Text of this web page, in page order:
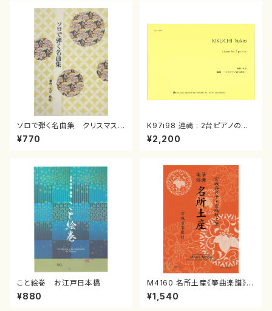
ソロで弾く名曲集 クリスマス・
イブ／恋人がサンタクロース(
箏独奏 /大平光美 編曲/楽
¥770
K97i98 連禱 : 2台ピアノのた
めの（2 Pianos / 菊池 幸夫 /
楽譜）
¥2,200
こと絵巻 お江戸日本橋
¥880
M4160 名所土産《箏曲楽譜》
（箏/宮城喜代子・宮城数江著・
宮城宗家監修/箏曲古典楽譜）
¥1,540